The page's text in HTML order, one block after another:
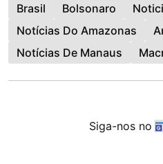
Brasil Bolsonaro
Notícias Do Amazonas
Notícias De Manaus
Siga-nos no